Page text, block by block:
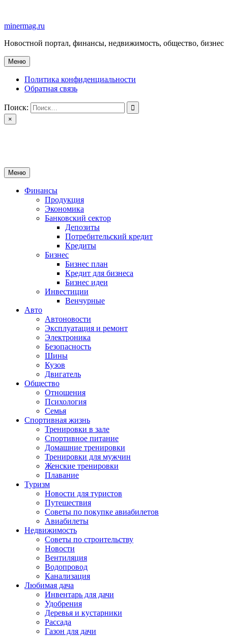
содержимому
minermag.ru
Новостной портал, финансы, недвижимость, общество, бизнес
Меню
Политика конфиденциальности
Обратная связь
Поиск:
×
Меню
Финансы
Продукция
Экономика
Банковский сектор
Депозиты
Потребительский кредит
Кредиты
Бизнес
Бизнес план
Кредит для бизнеса
Бизнес идеи
Инвестиции
Венчурные
Авто
Автоновости
Эксплуатация и ремонт
Электроника
Безопасность
Шины
Кузов
Двигатель
Общество
Отношения
Психология
Семья
Спортивная жизнь
Тренировки в зале
Спортивное питание
Домашние тренировки
Тренировки для мужчин
Женские тренировки
Плавание
Туризм
Новости для туристов
Путешествия
Советы по покупке авиабилетов
Авиабилеты
Недвижимость
Советы по строительству
Новости
Вентиляция
Водопровод
Канализация
Любимая дача
Инвентарь для дачи
Удобрения
Деревья и кустарники
Рассада
Газон для дачи